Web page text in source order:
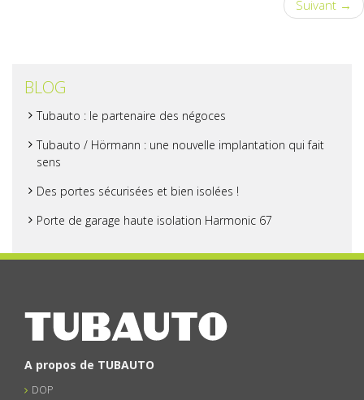
Suivant →
BLOG
Tubauto : le partenaire des négoces
Tubauto / Hörmann : une nouvelle implantation qui fait
sens
Des portes sécurisées et bien isolées !
Porte de garage haute isolation Harmonic 67
A propos de TUBAUTO
DOP